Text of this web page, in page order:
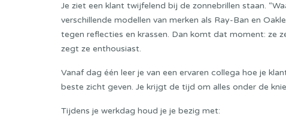
Je ziet een klant twijfelend bij de zonnebrillen staan.
verschillende modellen van merken als Ray-Ban en
tegen reflecties en krassen. Dan komt dat moment: ze
zegt ze enthousiast.
Vanaf dag één leer je van een ervaren collega hoe je
beste zicht geven. Je krijgt de tijd om alles onder de
Tijdens je werkdag houd je je bezig met: